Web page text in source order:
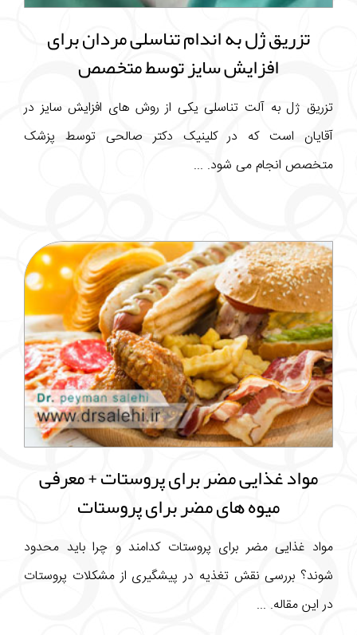
تزریق ژل به اندام تناسلی مردان برای
افزایش سایز توسط متخصص
تزریق ژل به آلت تناسلی یکی از روش های افزایش سایز در
آقایان است که در کلینیک دکتر صالحی توسط پزشک
متخصص انجام می شود. ...
مواد غذایی مضر برای پروستات + معرفی
میوه های مضر برای پروستات
مواد غذایی مضر برای پروستات کدامند و چرا باید محدود
شوند؟ بررسی نقش تغذیه در پیشگیری از مشکلات پروستات
در این مقاله. ...